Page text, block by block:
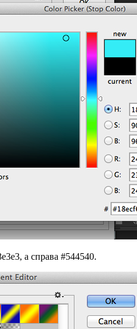
а справа #544540.